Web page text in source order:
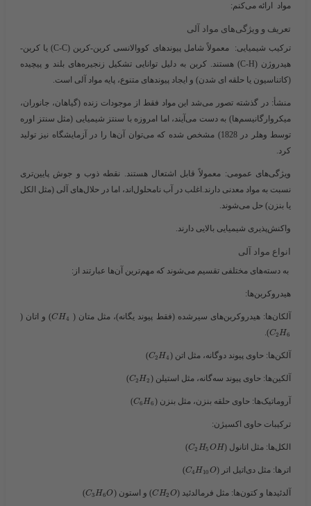
مواد ارائه می‌کنم:
تعریف و ویژگی‌های مواد آلی
ترکیب شیمیایی
: معمولاً شامل پیوندهای کووالانسی کربن-کربن (C-C) یا کربن-
هیدروژن (C-H) هستند. کربن به دلیل توانایی تشکیل زنجیره‌های بلند و پیچیده
(کاتناسیون یا حلقه ای شدن) و ایجاد پیوندهای متنوع، پایه مواد آلی است.
منشأ: در گذشته تصور می‌شد این مواد فقط از موجودات زنده (گیاهان، جانوران،
میکروارگانیسم‌ها) به دست می‌آیند، اما امروزه با سنتز شیمیایی (مثل سنتز اوره
توسط وهلر در 1828) مشخص شده که می‌توان آن‌ها را در آزمایشگاه نیز تولید
کرد.
ویژگی‌های عمومی: معمولاً قابل اشتعال هستند. نقطه ذوب و جوش پایین‌تری
نسبت به مواد معدنی دارند.اغلب در آب نامحلول‌اند، اما در حلال‌های آلی (مثل الکل
یا بنزن) حل می‌شوند.
واکنش‌پذیری شیمیایی بالایی دارند.
انواع مواد آلی
به دسته‌های مختلفی تقسیم می‌شوند که مهم‌ترین آن‌ها عبارتند از:
هیدروکربن‌ها:
آلکان‌ها: هیدروکربن‌های سیرشده (فقط پیوند یگانه)، مثل متان ( ​ CH4 ​) و اتان (​
C2H6
​).
آلکن‌ها: حاوی پیوند دوگانه، مثل اتن (​ C2H4
​)
آلکین‌ها: حاوی پیوند سه‌گانه، مثل استیلن (​ C2H2
​)
آروماتیک‌ها: حاوی حلقه بنزن، مثل بنزن (​ C6H6
​)
ترکیبات حاوی اکسیژن:
الکل‌ها: مثل اتانول (​ C2 H5 OH
​)
اترها: مثل دی‌اتیل اتر (​ C4H 10 O
​)
آلدئیدها و کتون‌ها: مثل فرمالدئید (​ CH2 O ​) و استون (​ C3H6O
​)